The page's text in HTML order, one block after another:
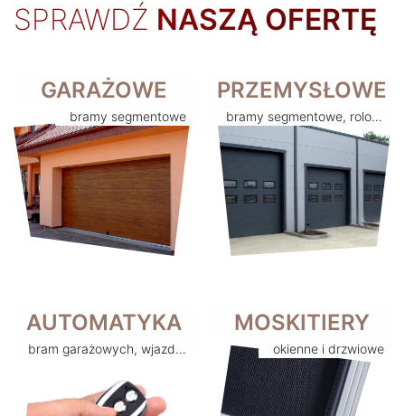
SPRAWDŹ NASZĄ OFERTĘ
GARAŻOWE
bramy segmentowe
PRZEMYSŁOWE
bramy segmentowe, rolowane i inne
AUTOMATYKA
bram garażowych, wjazdowych, szlabany
MOSKITIERY
okienne i drzwiowe